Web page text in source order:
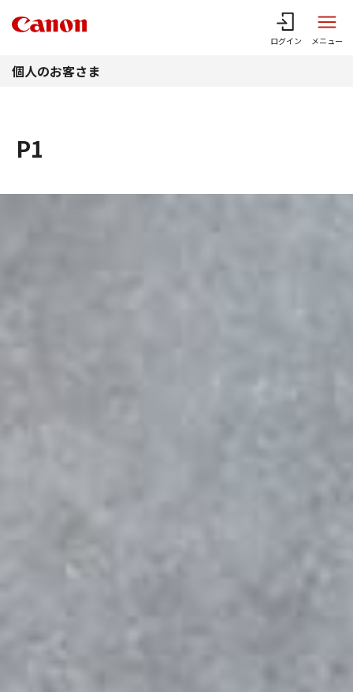
ログイン メニュー
個人のお客さま
P1